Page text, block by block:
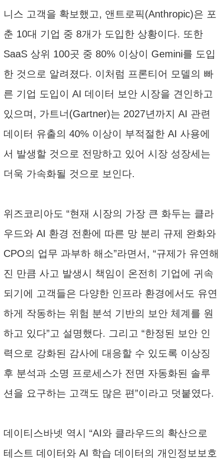
니스 고객을 확보했고, 앤트로픽(Anthropic)은 포
춘 10대 기업 중 8개가 도입한 상황이다. 또한
SaaS 상위 100곳 중 80% 이상이 Gemini를 도입
한 것으로 알려졌다. 이처럼 프론티어 모델의 빠
른 기업 도입이 AI 데이터 보안 시장을 견인하고
있으며, 가트너(Gartner)는 2027년까지 AI 관련
데이터 유출의 40% 이상이 부적절한 AI 사용에
서 발생할 것으로 전망하고 있어 시장 성장세는
더욱 가속화될 것으로 보인다.
위즈코리아도 “현재 시장의 가장 큰 화두는 클라
우드와 AI 환경 전환에 따른 망 분리 규제 완화와
CPO의 업무 과부하 해소”라면서, “규제가 유연해
진 만큼 사고 발생시 책임이 온전히 기업에 귀속
되기에 고객들은 다양한 인프라 환경에서도 유연
하게 작동하는 위험 분석 기반의 보안 체계를 원
하고 있다”고 설명했다. 그리고 “한정된 보안 인
력으로 강화된 감사에 대응할 수 있도록 이상징
후 분석과 소명 프로세스가 전면 자동화된 솔루
션을 요구하는 고객도 많은 편”이라고 덧붙였다.
데이티스바넷 역시 “AI와 클라우드의 확산으로
테스트 데이터와 AI 학습 데이터의 개인정보보호